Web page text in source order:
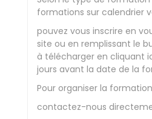
formations sur calendrier
pouvez vous inscrire en
site ou en remplissant le
à télécharger en cliquant
jours avant la date de la
Pour organiser la
contactez-nous